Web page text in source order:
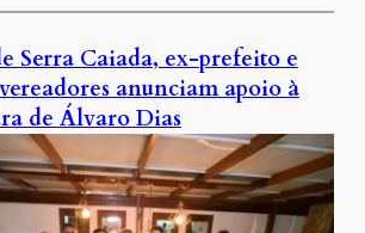
Serra Caiada, ex-prefeito e
anunciam apoio à
de Álvaro Dias